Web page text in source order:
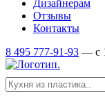
Дизайнерам
Отзывы
Контакты
8 495 777-91-93 — c